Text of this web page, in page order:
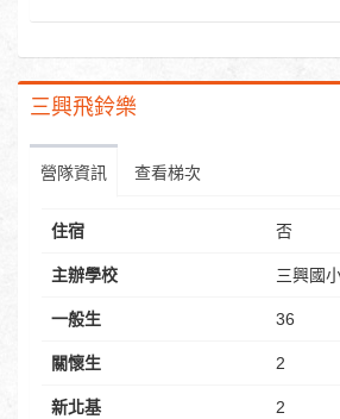
三興飛鈴樂
營隊資訊 查看梯次
住宿 否
主辦學校 三興國
一般生 36
關懷生 2
新北基 2